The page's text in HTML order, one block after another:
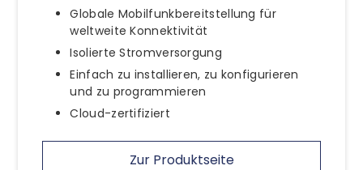
Globale Mobilfunkbereitstellung für
weltweite Konnektivität
Isolierte Stromversorgung
Einfach zu installieren, zu konfigurieren
und zu programmieren
Cloud-zertifiziert
Zur Produktseite